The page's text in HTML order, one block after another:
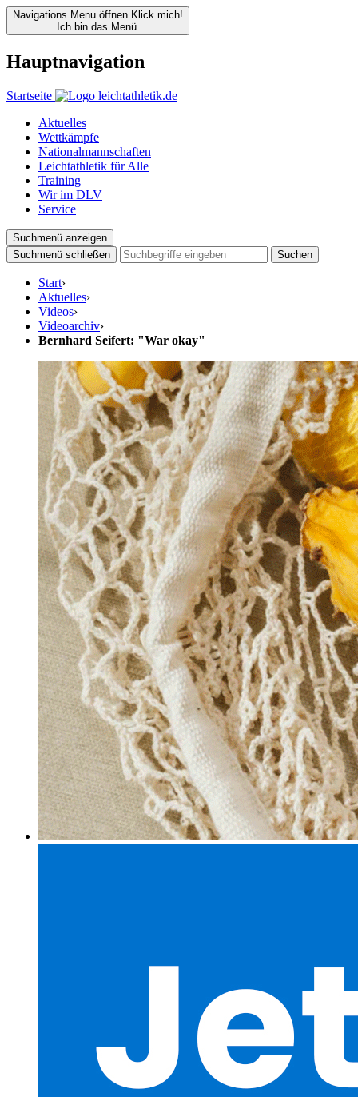
Navigations Menu öffnen Klick mich!
Ich bin das Menü.
Hauptnavigation
Startseite
Aktuelles
Wettkämpfe
Nationalmannschaften
Leichtathletik für Alle
Training
Wir im DLV
Service
Suchmenü anzeigen
Suchmenü schließen
Suchen
Start›
Aktuelles›
Videos›
Videoarchiv›
Bernhard Seifert: "War okay"